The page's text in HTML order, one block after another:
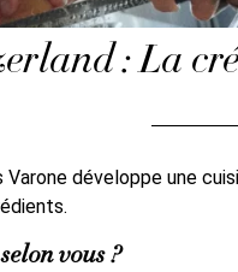
: La
développe une
vous ?